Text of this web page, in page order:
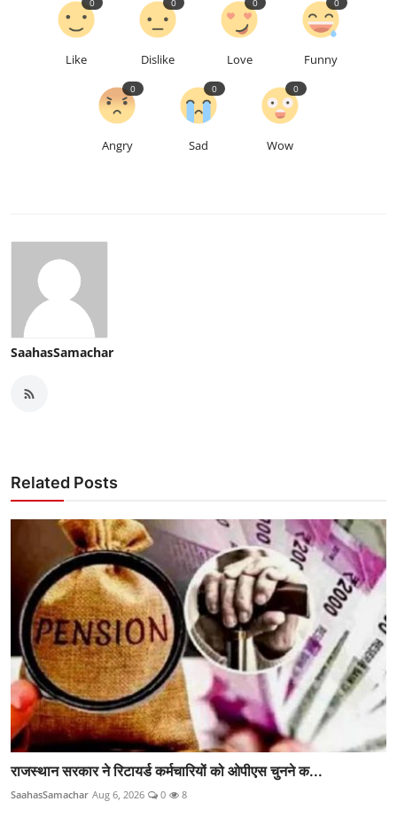
Like
0
Dislike
0
Love
0
Funny
0
Angry
0
Sad
0
Wow
0
SaahasSamachar
Related Posts
राजस्थान सरकार ने रिटायर्ड कर्मचारियों को ओपीएस चुनने क...
SaahasSamachar Aug 6, 2026 0 8